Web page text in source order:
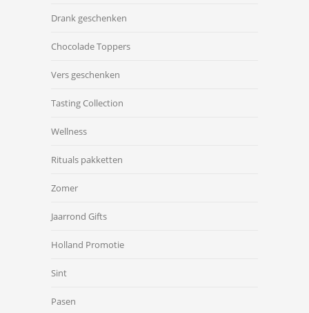
Drank geschenken
Chocolade Toppers
Vers geschenken
Tasting Collection
Wellness
Rituals pakketten
Zomer
Jaarrond Gifts
Holland Promotie
Sint
Pasen